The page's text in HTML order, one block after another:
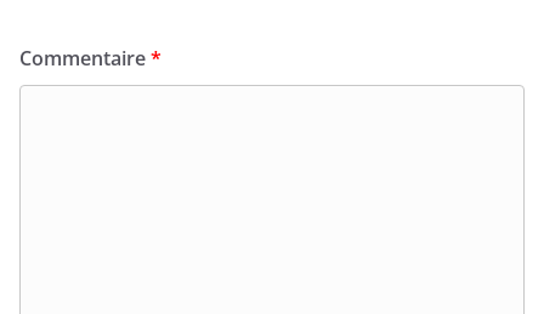
Commentaire*